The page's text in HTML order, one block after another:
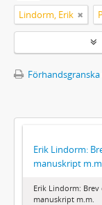
Lindorm, Erik
Erik Lindorm:
manuskript m.m.
Erik Lindorm: Brev
manuskript m.m.